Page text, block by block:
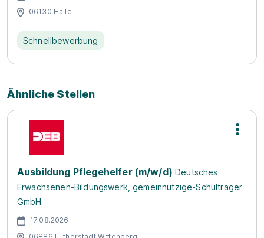
06130 Halle
Schnellbewerbung
Ähnliche Stellen
Ausbildung Pflegehelfer (m/w/d) Deutsches
Erwachsenen-Bildungswerk, gemeinnützige-Schulträger
GmbH
17.08.2026
06886 Lutherstadt Wittenberg